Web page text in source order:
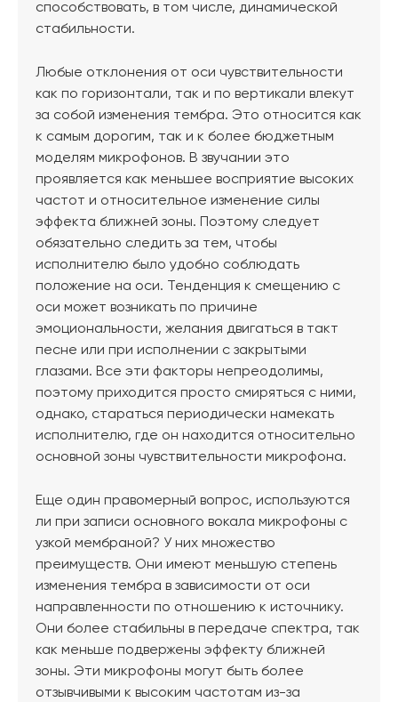
способствовать, в том числе, динамической
стабильности.
Любые отклонения от оси чувствительности
как по горизонтали, так и по вертикали влекут
за собой изменения тембра. Это относится как
к самым дорогим, так и к более бюджетным
моделям микрофонов. В звучании это
проявляется как меньшее восприятие высоких
частот и относительное изменение силы
эффекта ближней зоны. Поэтому следует
обязательно следить за тем, чтобы
исполнителю было удобно соблюдать
положение на оси. Тенденция к смещению с
оси может возникать по причине
эмоциональности, желания двигаться в такт
песне или при исполнении с закрытыми
глазами. Все эти факторы непреодолимы,
поэтому приходится просто смиряться с ними,
однако, стараться периодически намекать
исполнителю, где он находится относительно
основной зоны чувствительности микрофона.
Еще один правомерный вопрос, используются
ли при записи основного вокала микрофоны с
узкой мембраной? У них множество
преимуществ. Они имеют меньшую степень
изменения тембра в зависимости от оси
направленности по отношению к источнику.
Они более стабильны в передаче спектра, так
как меньше подвержены эффекту ближней
зоны. Эти микрофоны могут быть более
отзывчивыми к высоким частотам из-за